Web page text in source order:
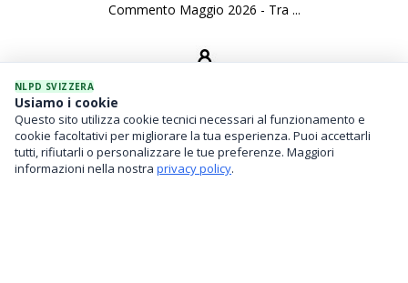
Commento Maggio 2026 - Tra ...
SERVIZI
Gestione Di Patrimoni
NLPD SVIZZERA
Usiamo i cookie
Questo sito utilizza cookie tecnici necessari al funzionamento e
cookie facoltativi per migliorare la tua esperienza. Puoi accettarli
tutti, rifiutarli o personalizzare le tue preferenze. Maggiori
informazioni nella nostra privacy policy.